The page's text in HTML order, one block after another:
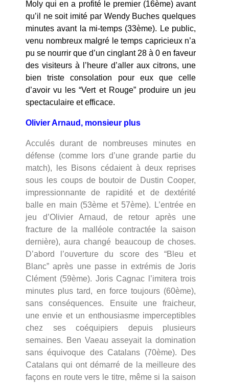
Moly qui en a profité le premier (16ème) avant
qu’il ne soit imité par Wendy Buches quelques
minutes avant la mi-temps (33ème). Le public,
venu nombreux malgré le temps capricieux n’a
pu se nourrir que d’un cinglant 28 à 0 en faveur
des visiteurs à l’heure d’aller aux citrons, une
bien triste consolation pour eux que celle
d’avoir vu les “Vert et Rouge” produire un jeu
spectaculaire et efficace.
Olivier Arnaud, monsieur plus
Acculés durant de nombreuses minutes en
défense (comme lors d’une grande partie du
match), les Bisons cédaient à deux reprises
sous les coups de boutoir de Dustin Cooper,
impressionnante de rapidité et de dextérité
balle en main (53ème et 57ème). L’entrée en
jeu d’Olivier Arnaud, de retour après une
fracture de la malléole contractée la saison
dernière), aura changé beaucoup de choses.
D’abord l’ouverture du score des “Bleu et
Blanc” après une passe in extrémis de Joris
Clément (59ème). Joris Cagnac l’imitera trois
minutes plus tard, en force toujours (60ème),
sans conséquences. Ensuite une fraicheur,
une envie et un enthousiasme imperceptibles
chez ses coéquipiers depuis plusieurs
semaines. Ben Vaeau asseyait la domination
sans équivoque des Catalans (70ème). Des
Catalans qui ont démarré de la meilleure des
façons en route vers le titre, même si la saison